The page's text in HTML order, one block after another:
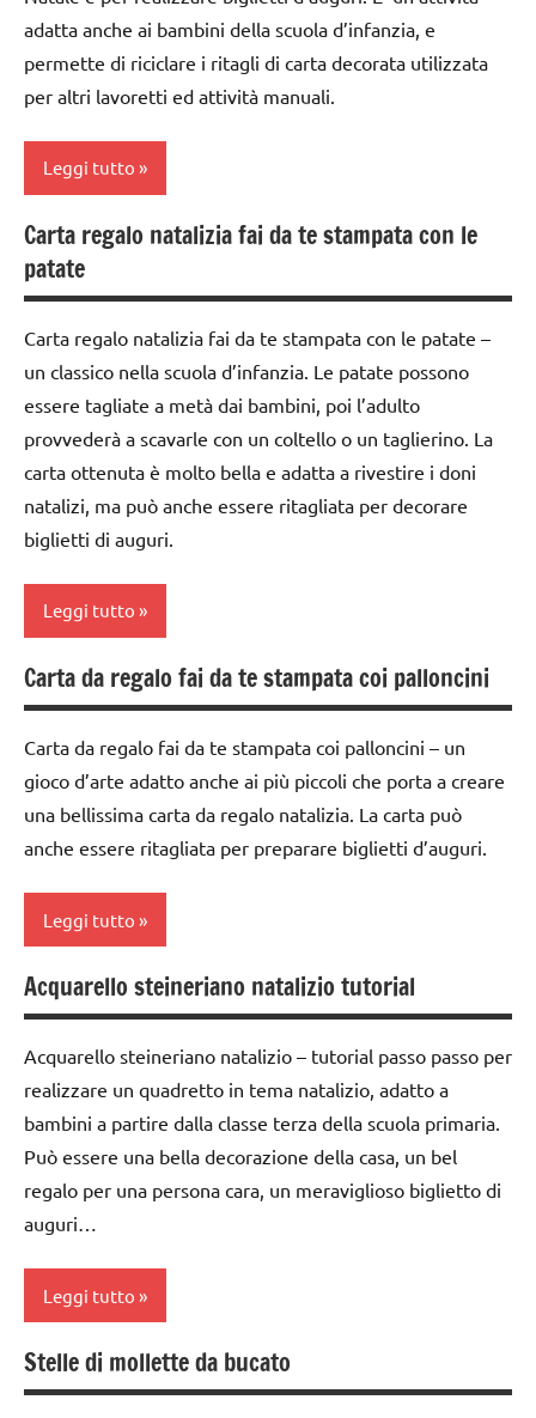
TUTORIAL
TUTTI GLI
ARGOMENTI
TUTTI GLI
per
Natale
Natale
STAGIONI
TUTTI GLI
ARGOMENTI
PER ETA'
TUTTI GLI
ARTICOLI
arte
dai
anni
dai
6
anni
DELL'ANNO
GUIDA
DIDATTICA
Inverno
lavoretti
Natale
tecniche
TUTTI GLI
ARGOMENTI
TUTTI GLI
ARTICOLI
adatta anche ai bambini della scuola d’infanzia, e
permette di riciclare i ritagli di carta decorata utilizzata
per altri lavoretti ed attività manuali.
Leggi tutto
albero
di
Natale
dai
3 ai
6
decorazioni
natalizie
FESTE
Inverno
lavoretti
Natale
STAGIONI
TUTTI GLI
ARGOMENTI
PER ETA'
ARTICOLI
Carta regalo natalizia fai da te stampata con le
patate
Carta regalo natalizia fai da te stampata con le patate –
un classico nella scuola d’infanzia. Le patate possono
essere tagliate a metà dai bambini, poi l’adulto
provvederà a scavarle con un coltello o un taglierino. La
carta ottenuta è molto bella e adatta a rivestire i doni
natalizi, ma può anche essere ritagliata per decorare
biglietti di auguri.
Leggi tutto
ARTE
IMMAGINE
dai
3 ai
6
anni
dai
6
anni
FESTE
DELL'ANNO
giochi
d'arte
lavoretti
Natale
Natale
TUTTI GLI
Carta da regalo fai da te stampata coi palloncini
Carta da regalo fai da te stampata coi palloncini – un
gioco d’arte adatto anche ai più piccoli che porta a creare
una bellissima carta da regalo natalizia. La carta può
anche essere ritagliata per preparare biglietti d’auguri.
Leggi tutto
ARTE
IMMAGINE
da 0
a 3
anni
dai
3 ai
6
dai
6
anni
Acquarello steineriano natalizio tutorial
Acquarello steineriano natalizio – tutorial passo passo per
realizzare un quadretto in tema natalizio, adatto a
bambini a partire dalla classe terza della scuola primaria.
Può essere una bella decorazione della casa, un bel
regalo per una persona cara, un meraviglioso biglietto di
auguri…
Leggi tutto
acquarello
Stelle di mollette da bucato